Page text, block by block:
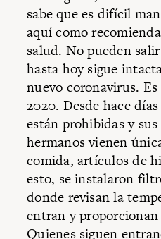
sabe que es difícil
aquí como
salud. No pueden
hasta hoy sigue
nuevo coronavirus.
2020. Desde hace
están prohibidas y
hermanos vienen
comida, artículos de
esto, se instalaron
donde revisan la
entran y
Quienes siguen